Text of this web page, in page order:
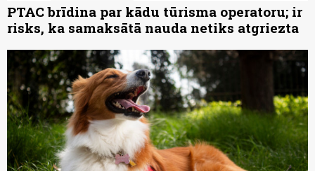
PTAC brīdina par kādu tūrisma operatoru; ir
risks, ka samaksātā nauda netiks atgriezta